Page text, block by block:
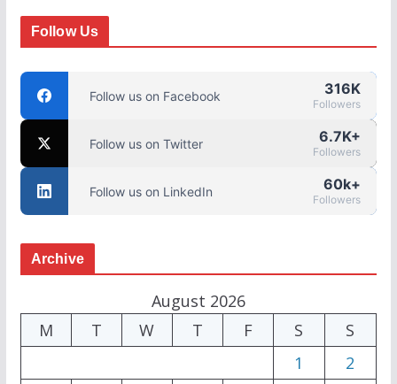
Follow Us
Follow us on Facebook 316K
Followers
Follow us on Twitter 6.7K+
Followers
Follow us on LinkedIn 60k+
Followers
Archive
August 2026
M
T W T F S
S
1
2